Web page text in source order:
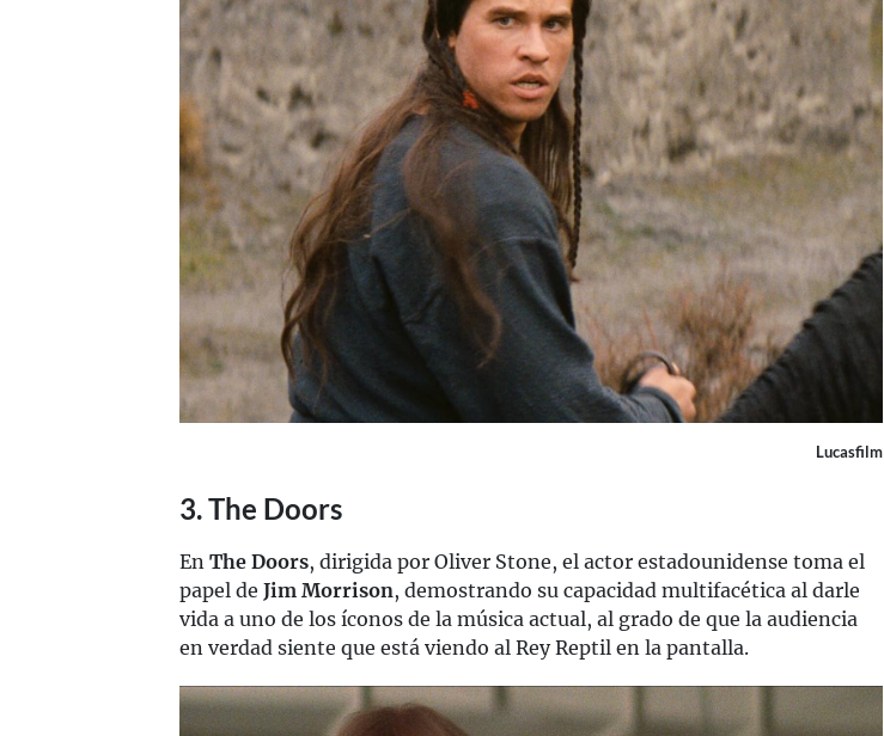
Lucasfilm
3. The Doors
En The Doors, dirigida por Oliver Stone, el actor estadounidense toma el
papel de Jim Morrison, demostrando su capacidad multifacética al darle
vida a uno de los íconos de la música actual, al grado de que la audiencia
en verdad siente que está viendo al Rey Reptil en la pantalla.